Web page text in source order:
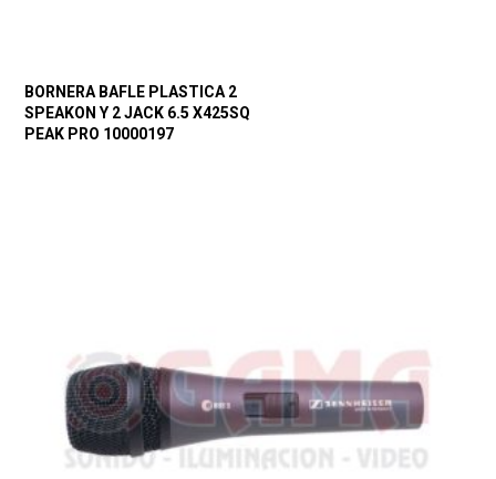
BORNERA BAFLE PLASTICA 2
SPEAKON Y 2 JACK 6.5 X425SQ
PEAK PRO 10000197